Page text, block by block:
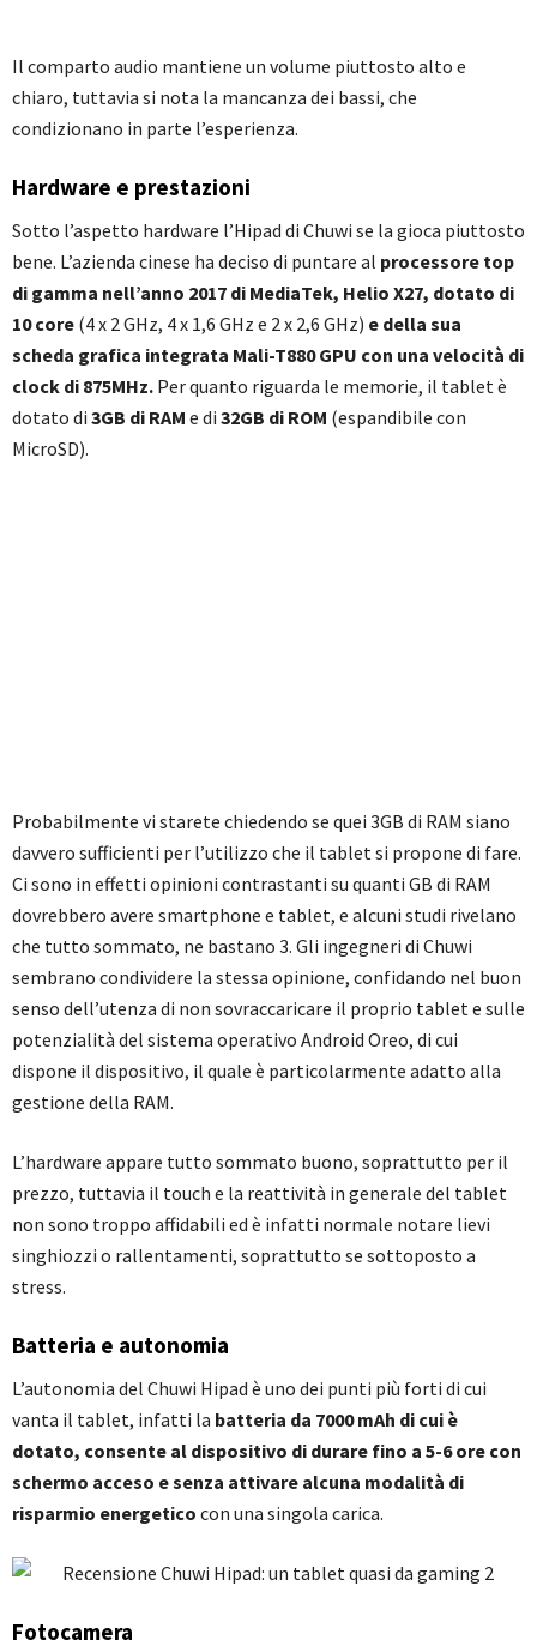
Il comparto audio mantiene un volume piuttosto alto e
chiaro, tuttavia si nota la mancanza dei bassi, che
condizionano in parte l’esperienza.
Hardware e prestazioni
Sotto l’aspetto hardware l’Hipad di Chuwi se la gioca piuttosto
bene. L’azienda cinese ha deciso di puntare al processore top
di gamma nell’anno 2017 di MediaTek, Helio X27, dotato di
10 core (4 x 2 GHz, 4 x 1,6 GHz e 2 x 2,6 GHz) e della sua
scheda grafica integrata Mali-T880 GPU con una velocità di
clock di 875MHz. Per quanto riguarda le memorie, il tablet è
dotato di 3GB di RAM e di 32GB di ROM (espandibile con
MicroSD).
Probabilmente vi starete chiedendo se quei 3GB di RAM siano
davvero sufficienti per l’utilizzo che il tablet si propone di fare.
Ci sono in effetti opinioni contrastanti su quanti GB di RAM
dovrebbero avere smartphone e tablet, e alcuni studi rivelano
che tutto sommato, ne bastano 3. Gli ingegneri di Chuwi
sembrano condividere la stessa opinione, confidando nel buon
senso dell’utenza di non sovraccaricare il proprio tablet e sulle
potenzialità del sistema operativo Android Oreo, di cui
dispone il dispositivo, il quale è particolarmente adatto alla
gestione della RAM.
L’hardware appare tutto sommato buono, soprattutto per il
prezzo, tuttavia il touch e la reattività in generale del tablet
non sono troppo affidabili ed è infatti normale notare lievi
singhiozzi o rallentamenti, soprattutto se sottoposto a
stress.
Batteria e autonomia
L’autonomia del Chuwi Hipad è uno dei punti più forti di cui
vanta il tablet, infatti la batteria da 7000 mAh di cui è
dotato, consente al dispositivo di durare fino a 5-6 ore con
schermo acceso e senza attivare alcuna modalità di
risparmio energetico con una singola carica.
Fotocamera